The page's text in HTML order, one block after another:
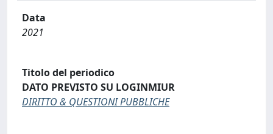
Data
2021
Titolo del periodico
DATO PREVISTO SU LOGINMIUR
DIRITTO & QUESTIONI PUBBLICHE